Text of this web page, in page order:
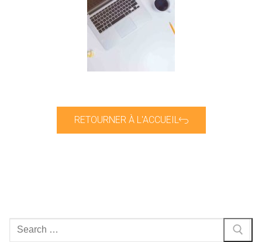
RETOURNER À L'ACCUEIL